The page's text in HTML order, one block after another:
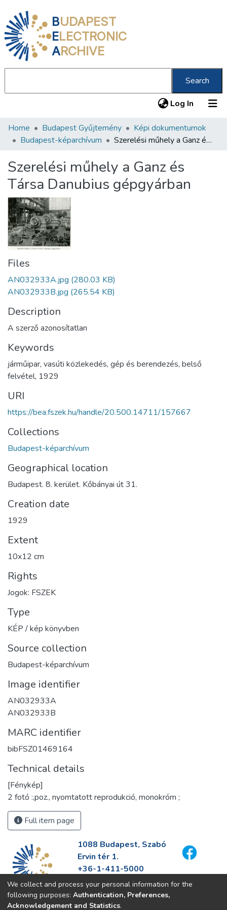
BUDAPEST
ELECTRONIC
ARCHIVE
Search
Log In (current)
Communities & Collections
Statistics
About us
Home Budapest Gyűjtemény
Képi dokumentumok
Budapest-képarchívum
Szerelési műhely a Ganz és Társa Danubius gépgyárban
Szerelési műhely a Ganz és
Társa Danubius gépgyárban
Files
AN032933A.jpg (280.03 KB)
AN032933B.jpg (265.54 KB)
Description
A szerző azonosítatlan
Keywords
járműipar, vasúti közlekedés, gép és berendezés, belső
felvétel, 1929
URI
https://bea.fszek.hu/handle/20.500.14711/157667
Collections
Budapest-képarchívum
Geographical location
Budapest. 8. kerület. Kőbányai út 31.
Creation date
1929
Extent
10x12 cm
Rights
Jogok: FSZEK
Type
KÉP / kép könyvben
Source collection
Budapest-képarchívum
Image identifier
AN032933A
AN032933B
MARC identifier
bibFSZ01469164
Technical details
[Fénykép]
2 fotó :,poz., nyomtatott reprodukció, monokróm ;
Full item page
1088 Budapest, Szabó
Ervin tér 1.
+36-1-411-5000
info@fszek.hu
https://fszek.hu
We collect and process your personal information for the
following purposes: Authentication, Preferences,
Acknowledgement and Statistics.